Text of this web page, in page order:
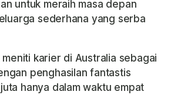
untuk meraih masa depan
sederhana yang serba
karier di Australia sebagai
penghasilan fantastis
hanya dalam waktu empat